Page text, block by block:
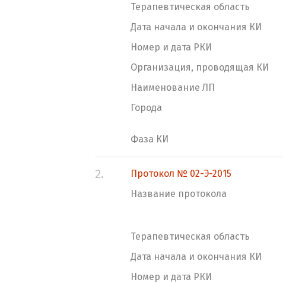
Терапевтическая область
Дата начала и окончания КИ
Номер и дата РКИ
Организация, проводящая КИ
Наименование ЛП
Города
Фаза КИ
2.
Протокол № 02-Э-2015
Название протокола
Терапевтическая область
Дата начала и окончания КИ
Номер и дата РКИ